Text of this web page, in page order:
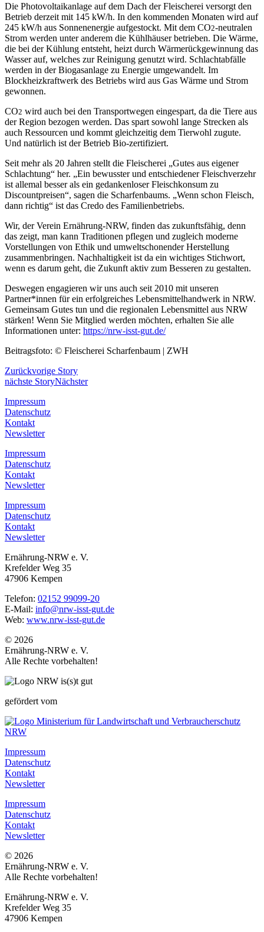
Die Photovoltaikanlage auf dem Dach der Fleischerei versorgt den
Betrieb derzeit mit 145 kW/h. In den kommenden Monaten wird auf
245 kW/h aus Sonnenenergie aufgestockt. Mit dem CO2-neutralen
Strom werden unter anderem die Kühlhäuser betrieben. Die Wärme,
die bei der Kühlung entsteht, heizt durch Wärmerückgewinnung das
Wasser auf, welches zur Reinigung genutzt wird. Schlachtabfälle
werden in der Biogasanlage zu Energie umgewandelt. Im
Blockheizkraftwerk des Betriebs wird aus Gas Wärme und Strom
gewonnen.
CO2 wird auch bei den Transportwegen eingespart, da die Tiere aus
der Region bezogen werden. Das spart sowohl lange Strecken als
auch Ressourcen und kommt gleichzeitig dem Tierwohl zugute.
Und natürlich ist der Betrieb Bio-zertifiziert.
Seit mehr als 20 Jahren stellt die Fleischerei „Gutes aus eigener
Schlachtung“ her. „Ein bewusster und entschiedener Fleischverzehr
ist allemal besser als ein gedankenloser Fleischkonsum zu
Discountpreisen“, sagen die Scharfenbaums. „Wenn schon Fleisch,
dann richtig“ ist das Credo des Familienbetriebs.
Wir, der Verein Ernährung-NRW, finden das zukunftsfähig, denn
das zeigt, man kann Traditionen pflegen und zugleich moderne
Vorstellungen von Ethik und umweltschonender Herstellung
zusammenbringen. Nachhaltigkeit ist da ein wichtiges Stichwort,
wenn es darum geht, die Zukunft aktiv zum Besseren zu gestalten.
Deswegen engagieren wir uns auch seit 2010 mit unseren
Partner*innen für ein erfolgreiches Lebensmittelhandwerk in NRW.
Gemeinsam Gutes tun und die regionalen Lebensmittel aus NRW
stärken! Wenn Sie Mitglied werden möchten, erhalten Sie alle
Informationen unter: https://nrw-isst-gut.de/
Beitragsfoto: © Fleischerei Scharfenbaum | ZWH
Zurückvorige Story
nächste StoryNächster
Impressum
Datenschutz
Kontakt
Newsletter
Impressum
Datenschutz
Kontakt
Newsletter
Impressum
Datenschutz
Kontakt
Newsletter
Ernährung-NRW e. V.
Krefelder Weg 35
47906 Kempen
Telefon: 02152 99099-20
E-Mail: info@nrw-isst-gut.de
Web: www.nrw-isst-gut.de
© 2026
Ernährung-NRW e. V.
Alle Rechte vorbehalten!
gefördert vom
Impressum
Datenschutz
Kontakt
Newsletter
Impressum
Datenschutz
Kontakt
Newsletter
© 2026
Ernährung-NRW e. V.
Alle Rechte vorbehalten!
Ernährung-NRW e. V.
Krefelder Weg 35
47906 Kempen